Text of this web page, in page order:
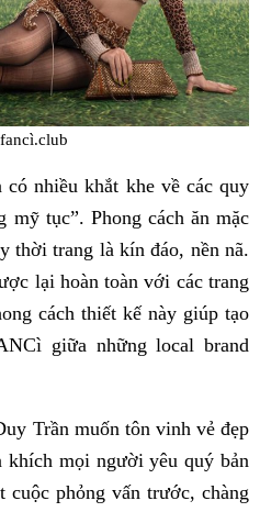
nhiều khắt khe về các quy
mỹ tục”. Phong cách ăn mặc
thời trang là kín đáo, nền nã.
lại hoàn toàn với các trang
cách thiết kế này giúp tạo
giữa những local brand
Trần muốn tôn vinh vẻ đẹp
khích mọi người yêu quý bản
cuộc phỏng vấn trước, chàng